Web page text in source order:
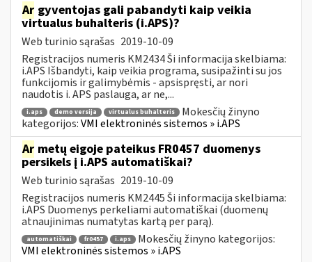
Ar gyventojas gali pabandyti kaip veikia
virtualus buhalteris (i.APS)?
Web turinio sąrašas 2019-10-09
Registracijos numeris KM2434 Ši informacija skelbiama:
i.APS Išbandyti, kaip veikia programa, susipažinti su jos
funkcijomis ir galimybėmis - apsispręsti, ar nori
naudotis i. APS paslauga, ar ne,...
i.aps demo versija virtualus buhalteris
Mokesčių žinyno
kategorijos:VMI elektroninės sistemos » i.APS
Ar metų eigoje pateikus FR0457 duomenys
persikels į i.APS automatiškai?
Web turinio sąrašas 2019-10-09
Registracijos numeris KM2445 Ši informacija skelbiama:
i.APS Duomenys perkeliami automatiškai (duomenų
atnaujinimas numatytas kartą per parą).
automatiškai fr0457 i.aps
Mokesčių žinyno kategorijos:
VMI elektroninės sistemos » i.APS